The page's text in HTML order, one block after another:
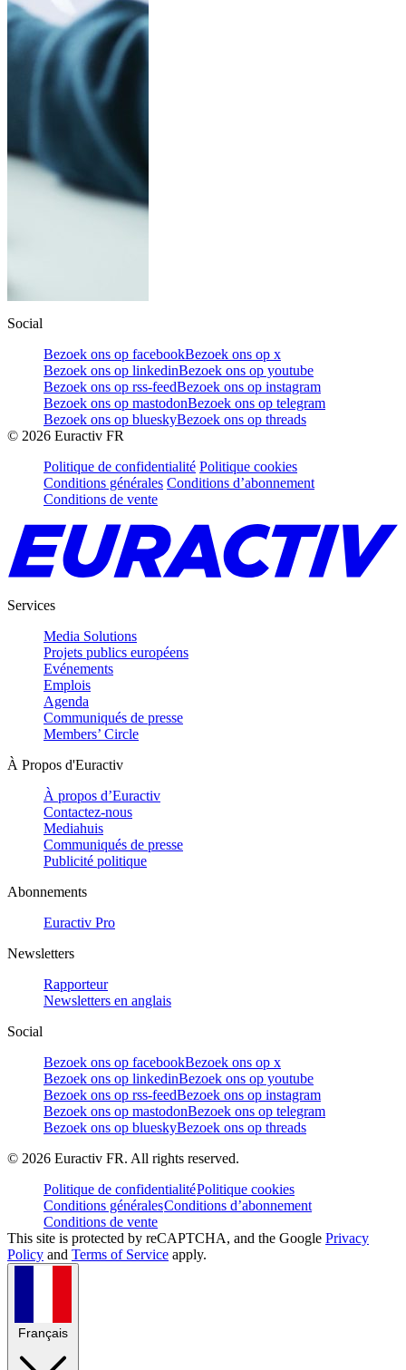
Social
Bezoek ons op facebookBezoek ons op x
Bezoek ons op linkedinBezoek ons op youtube
Bezoek ons op rss-feedBezoek ons op instagram
Bezoek ons op mastodonBezoek ons op telegram
Bezoek ons op blueskyBezoek ons op threads
© 2026 Euractiv FR
Politique de confidentialité Politique cookies
Conditions générales Conditions d’abonnement
Conditions de vente
Services
Media Solutions
Projets publics européens
Evénements
Emplois
Agenda
Communiqués de presse
Members’ Circle
À Propos d'Euractiv
À propos d’Euractiv
Contactez-nous
Mediahuis
Communiqués de presse
Publicité politique
Abonnements
Euractiv Pro
Newsletters
Rapporteur
Newsletters en anglais
Social
Bezoek ons op facebookBezoek ons op x
Bezoek ons op linkedinBezoek ons op youtube
Bezoek ons op rss-feedBezoek ons op instagram
Bezoek ons op mastodonBezoek ons op telegram
Bezoek ons op blueskyBezoek ons op threads
© 2026 Euractiv FR. All rights reserved.
Politique de confidentialitéPolitique cookies
Conditions généralesConditions d’abonnement
Conditions de vente
This site is protected by reCAPTCHA, and the Google Privacy
Policy and Terms of Service apply.
Français